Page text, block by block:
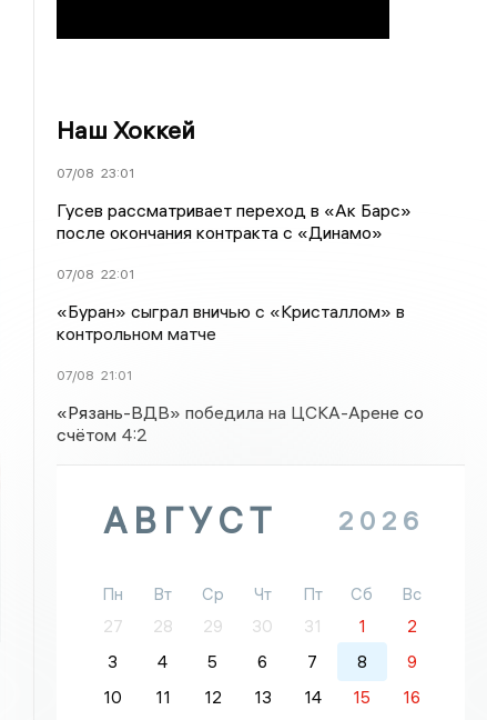
Наш Хоккей
07/08 23:01
Гусев рассматривает переход в «Ак Барс»
после окончания контракта с «Динамо»
07/08 22:01
«Буран» сыграл вничью с «Кристаллом» в
контрольном матче
07/08 21:01
«Рязань-ВДВ» победила на ЦСКА-Арене со
счётом 4:2
АВГУСТ 2026
Пн Вт Ср Чт Пт Сб
Вс
27
28 29 30 31 1
2
3
4 5 6 7 8
9
10
11 12 13 14 15
16